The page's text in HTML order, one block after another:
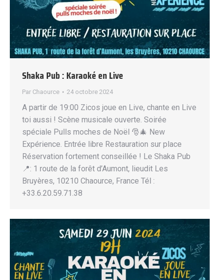
Shaka Pub : Karaoké en Live
Par Chaource 24 octobre 2024
A partir de 19:00 Zicos joue en Live, chante en Live
toi aussi ! Scène musicale ouverte. Soirée
spéciale Pulls moches de Noël 🎅🎄 New
Expérience. Entrée libre Restauration sur place
Réservation fortement conseillée ! Le Shaka Pub
📍: 1 route de la forêt d’Aumont, lieudit Les
Bruyères, 10210 Chaource, France Tél :
+33.6.20.59.71.38